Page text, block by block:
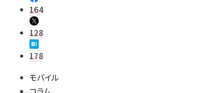
164
128
178
モバイル